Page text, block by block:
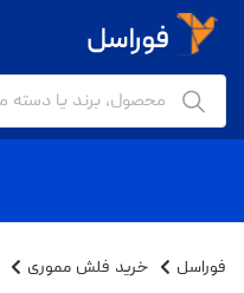
فوراسل خرید فلش مموری